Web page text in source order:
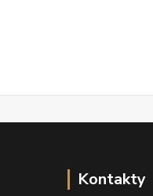
Kontakty